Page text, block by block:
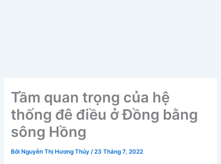
Tầm quan trọng của hệ
thống đê điều ở Đồng bằng
sông Hồng
Bởi Nguyễn Thị Hương Thủy/23 Tháng 7, 2022